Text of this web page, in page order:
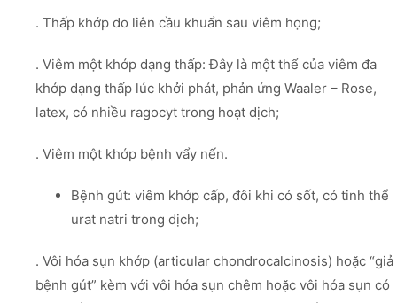
. Thấp khớp do liên cầu khuẩn sau viêm họng;
. Viêm một khớp dạng thấp: Đây là một thể của viêm đa
khớp dạng thấp lúc khởi phát, phản ứng Waaler – Rose,
latex, có nhiều ragocyt trong hoạt dịch;
. Viêm một khớp bệnh vẩy nến.
Bệnh gút: viêm khớp cấp, đôi khi có sốt, có tinh thể
urat natri trong dịch;
. Vôi hóa sụn khớp (articular chondrocalcinosis) hoặc “giả
bệnh gút” kèm với vôi hóa sụn chêm hoặc vôi hóa sụn có